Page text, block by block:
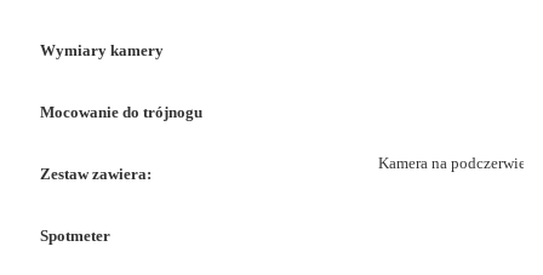
Wymiary kamery
Mocowanie do trójnogu
Zestaw zawiera:
Kamera na
Spotmeter